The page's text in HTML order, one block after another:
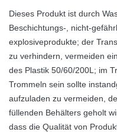
Dieses Produkt ist durch
Beschichtungs-, nicht-
explosiveprodukte; der
zu verhindern, vermeiden
des Plastik 50/60/200L; im
Trommeln sein sollte
aufzuladen zu vermeiden,
füllenden Behälters geholt
dass die Qualität von